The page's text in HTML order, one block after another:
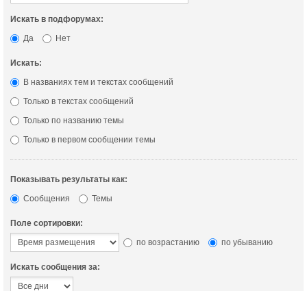
Искать в подфорумах:
Да
Нет
Искать:
В названиях тем и текстах сообщений
Только в текстах сообщений
Только по названию темы
Только в первом сообщении темы
Показывать результаты как:
Сообщения
Темы
Поле сортировки:
по возрастанию
по убыванию
Искать сообщения за: